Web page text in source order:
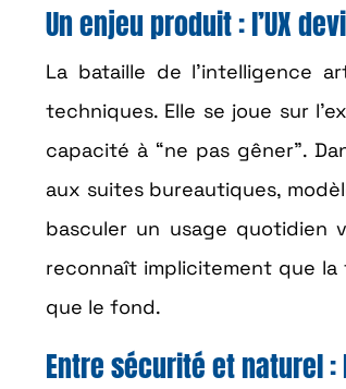
Un enjeu produit : l’UX
La bataille de l’intelligence
techniques. Elle se joue sur
capacité à “ne pas gêner”.
aux suites bureautiques,
basculer un usage quotidien
reconnaît implicitement que
que le fond.
Entre sécurité et naturel